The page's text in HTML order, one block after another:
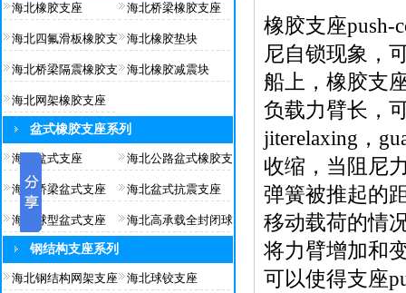
海北橡胶支座 海北桥梁橡胶支座
海北四氟滑板橡胶支 海北橡胶垫块
海北桥梁隔震橡胶支 海北橡胶减震块
海北网架橡胶支座
盆式橡胶支座系列
海北盆式支座 海北公路盆式橡胶支
海北桥梁盆式支座 海北盆式抗震支座
海北球型盆式支座 海北高承载全封闭球
钢结构支座系列
海北钢结构网架支座 海北球铰支座
橡胶支座push-
尼自锁现象，
船上，橡胶支
负载力臂长，
jiterelaxing，
收缩，当阻尼
弹簧被推起的
移动载荷的情
将力臂增加和
可以使得支座